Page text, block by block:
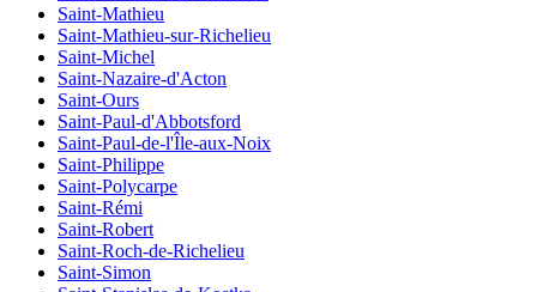
Saint-Mathieu
Saint-Mathieu-sur-Richelieu
Saint-Michel
Saint-Nazaire-d'Acton
Saint-Ours
Saint-Paul-d'Abbotsford
Saint-Paul-de-l'Île-aux-Noix
Saint-Philippe
Saint-Polycarpe
Saint-Rémi
Saint-Robert
Saint-Roch-de-Richelieu
Saint-Simon